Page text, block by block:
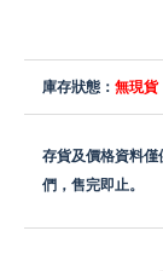
庫存狀態： 無現貨
存貨及價格資料
們，售完即止。